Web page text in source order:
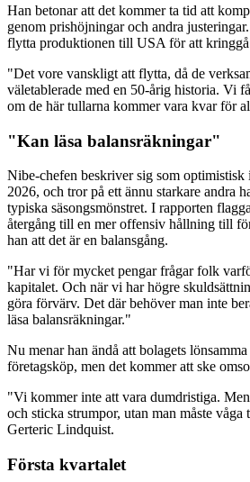
Han betonar att det kommer ta tid att
genom prishöjningar och andra
flytta produktionen till USA för att kringgå
"Det vore vanskligt att flytta, då de
väletablerade med en 50-årig historia. Vi
om de här tullarna kommer vara kvar för
"Kan läsa balansräkningar"
Nibe-chefen beskriver sig som optimistisk
2026, och tror på ett ännu starkare andra
typiska säsongsmönstret. I rapporten
återgång till en mer offensiv hållning till
han att det är en balansgång.
"Har vi för mycket pengar frågar folk
kapitalet. Och när vi har högre
göra förvärv. Det där behöver man inte
läsa balansräkningar."
Nu menar han ändå att bolagets
företagsköp, men det kommer att ske
"Vi kommer inte att vara dumdristiga.
och sticka strumpor, utan man måste
Gerteric Lindquist.
Första kvartalet